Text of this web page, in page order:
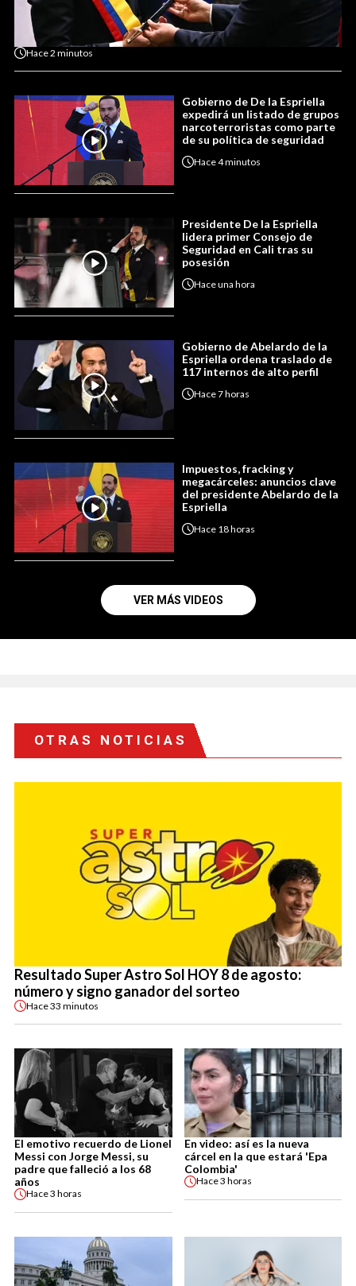
Hace2 minutos
Gobierno de De la Espriella
expedirá un listado de grupos
narcoterroristas como parte
de su política de seguridad
Hace4 minutos
Presidente De la Espriella
lidera primer Consejo de
Seguridad en Cali tras su
posesión
Haceuna hora
Gobierno de Abelardo de la
Espriella ordena traslado de
117 internos de alto perfil
Hace7 horas
Impuestos, fracking y
megacárceles: anuncios clave
del presidente Abelardo de la
Espriella
Hace 18 horas
VER MÁS VIDEOS
OTRAS NOTICIAS
Resultado Super Astro Sol HOY 8 de agosto:
número y signo ganador del sorteo
Hace33 minutos
El emotivo recuerdo de Lionel
Messi con Jorge Messi, su
padre que falleció a los 68
años
Hace3 horas
En video: así es la nueva
cárcel en la que estará 'Epa
Colombia'
Hace3 horas